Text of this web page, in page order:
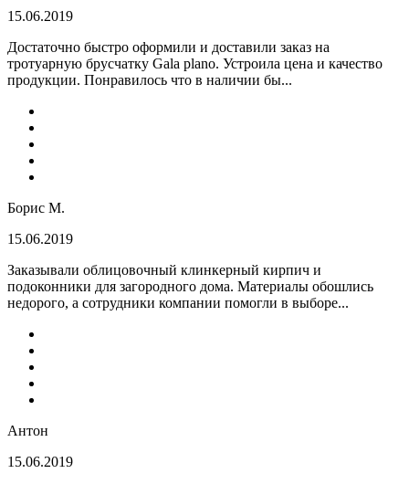
15.06.2019
Достаточно быстро оформили и доставили заказ на
тротуарную брусчатку Gala plano. Устроила цена и качество
продукции. Понравилось что в наличии бы...
Борис М.
15.06.2019
Заказывали облицовочный клинкерный кирпич и
подоконники для загородного дома. Материалы обошлись
недорого, а сотрудники компании помогли в выборе...
Антон
15.06.2019